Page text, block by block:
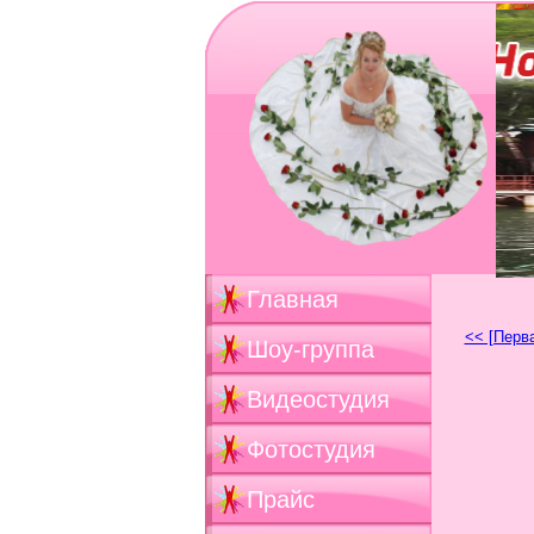
Главная
Шоу-группа
Видеостудия
Фотостудия
Прайс
<<